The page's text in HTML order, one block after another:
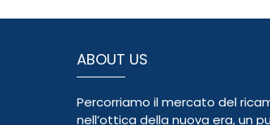
ABOUT US
Percorriamo il mercato del
nell’ottica della nuova era, un